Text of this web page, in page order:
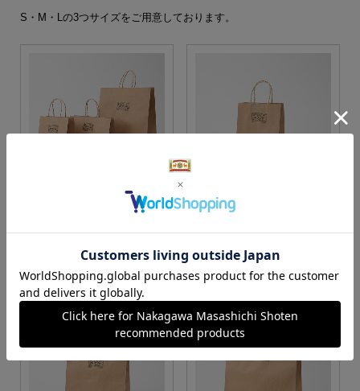
S・M・Lの3つサイズをご用意しております。
S・M・Lサイズより当店に
カートに入れる
Sサイズ
カートに入れる